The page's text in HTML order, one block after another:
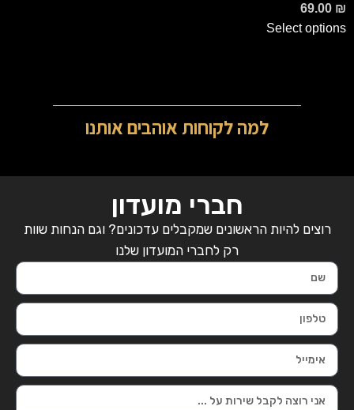
69.00 ₪
Select options
למה לקוחות אוהבים אותנו
חברי מועדון
רוצים להיות הראשונים שמקבלים עדכונים? וגם הנחות שוות
רק לחברי המועדון שלנו